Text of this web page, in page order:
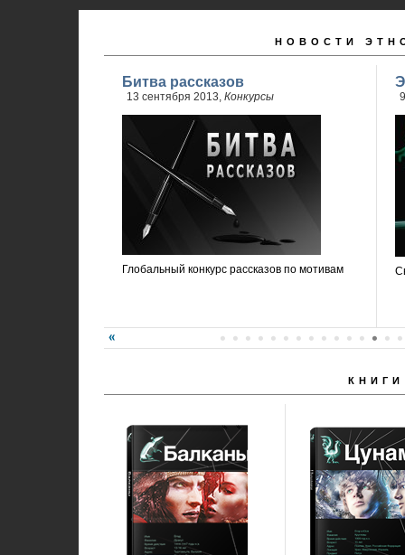
НОВОСТИ
Битва рассказов
13 сентября 2013, Конкурсы
Глобальный конкурс рассказов по мотивам
КНИГИ